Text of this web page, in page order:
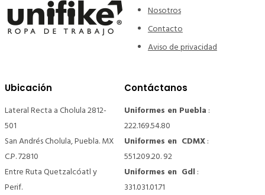
Nosotros
Contacto
Aviso de privacidad
Ubicación
Lateral Recta a Cholula 2812-
501
San Andrés Cholula, Puebla. MX
C.P. 72810
Entre Ruta Quetzalcóatl y
Perif.
Contáctanos
Uniformes en Puebla :
222.169.54.80
Uniformes en CDMX:
551.209.20. 92
Uniformes en Gdl :
331.031.01.71